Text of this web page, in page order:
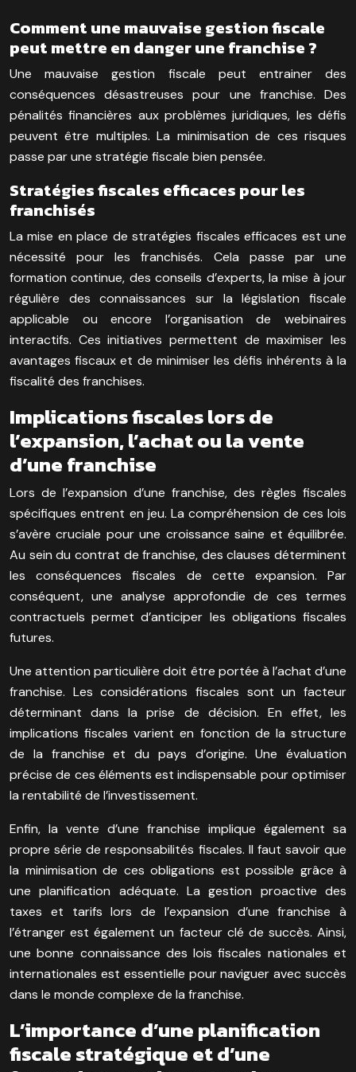
Comment une mauvaise gestion fiscale
peut mettre en danger une franchise ?
Une mauvaise gestion fiscale peut entrainer des
conséquences désastreuses pour une franchise. Des
pénalités financières aux problèmes juridiques, les défis
peuvent être multiples. La minimisation de ces risques
passe par une stratégie fiscale bien pensée.
Stratégies fiscales efficaces pour les
franchisés
La mise en place de stratégies fiscales efficaces est une
nécessité pour les franchisés. Cela passe par une
formation continue, des conseils d’experts, la mise à jour
régulière des connaissances sur la législation fiscale
applicable ou encore l’organisation de webinaires
interactifs. Ces initiatives permettent de maximiser les
avantages fiscaux et de minimiser les défis inhérents à la
fiscalité des franchises.
Implications fiscales lors de
l’expansion, l’achat ou la vente
d’une franchise
Lors de l’expansion d’une franchise, des règles fiscales
spécifiques entrent en jeu. La compréhension de ces lois
s’avère cruciale pour une croissance saine et équilibrée.
Au sein du contrat de franchise, des clauses déterminent
les conséquences fiscales de cette expansion. Par
conséquent, une analyse approfondie de ces termes
contractuels permet d’anticiper les obligations fiscales
futures.
Une attention particulière doit être portée à l’achat d’une
franchise. Les considérations fiscales sont un facteur
déterminant dans la prise de décision. En effet, les
implications fiscales varient en fonction de la structure
de la franchise et du pays d’origine. Une évaluation
précise de ces éléments est indispensable pour optimiser
la rentabilité de l’investissement.
Enfin, la vente d’une franchise implique également sa
propre série de responsabilités fiscales. Il faut savoir que
la minimisation de ces obligations est possible grâce à
une planification adéquate. La gestion proactive des
taxes et tarifs lors de l’expansion d’une franchise à
l’étranger est également un facteur clé de succès. Ainsi,
une bonne connaissance des lois fiscales nationales et
internationales est essentielle pour naviguer avec succès
dans le monde complexe de la franchise.
L’importance d’une planification
fiscale stratégique et d’une